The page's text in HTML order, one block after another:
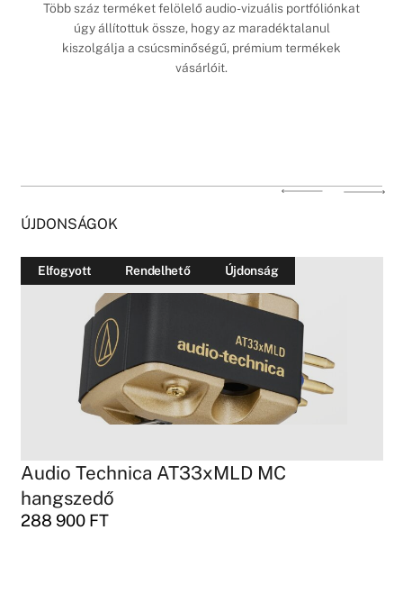
Több száz terméket felölelő audio-vizuális portfóliónkat
úgy állítottuk össze, hogy az maradéktalanul
kiszolgálja a csúcsminőségű, prémium termékek
vásárlóit.
ÚJDONSÁGOK
Elfogyott Rendelhető Újdonság
Audio Technica AT33xMLD MC
hangszedő
288 900 FT